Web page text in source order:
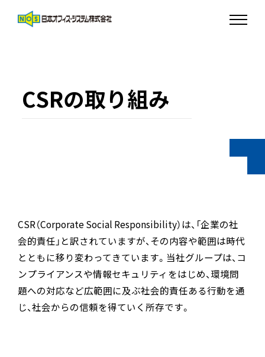
CSRの取り組み
CSR（Corporate Social Responsibility）は、「企業の社
会的責任」と訳されていますが、その内容や範囲は時代
とともに移り変わってきています。当社グループは、コ
ンプライアンスや情報セキュリティをはじめ、環境問
題への対応など広範囲に及ぶ社会的責任ある行動を通
じ、社会からの信頼を得ていく所存です。